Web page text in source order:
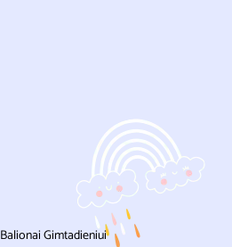
Balionai Gimtadieniui